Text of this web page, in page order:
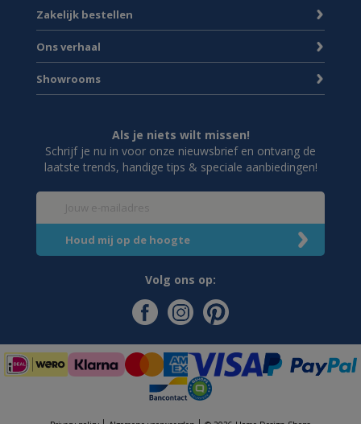
Zakelijk bestellen
Ons verhaal
Showrooms
Als je niets wilt missen!
Schrijf je nu in voor onze nieuwsbrief en ontvang de
laatste trends, handige tips & speciale aanbiedingen!
Volg ons op: